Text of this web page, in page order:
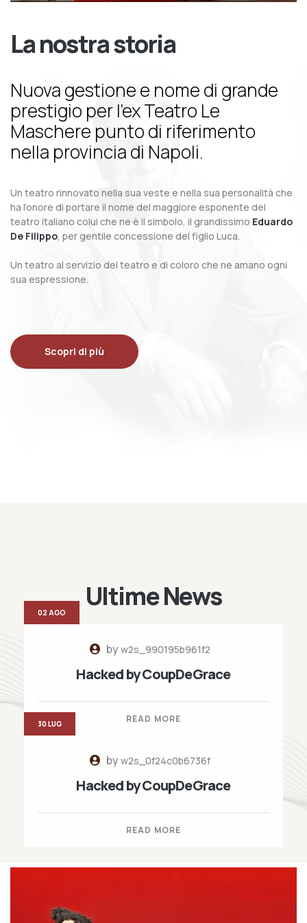
La nostra storia
Nuova gestione e nome di grande
prestigio per l’ex Teatro Le
Maschere punto di riferimento
nella provincia di Napoli.
Un teatro rinnovato nella sua veste e nella sua personalità che
ha l’onore di portare il nome del maggiore esponente del
teatro italiano colui che ne è il simbolo, il grandissimo Eduardo
De Filippo, per gentile concessione del figlio Luca.
Un teatro al servizio del teatro e di coloro che ne amano ogni
sua espressione.
Scopri di più
Ultime News
byw2s_990195b961f2
Hacked by CoupDeGrace
READ MORE
02 AGO
byw2s_0f24c0b6736f
Hacked by CoupDeGrace
READ MORE
30 LUG